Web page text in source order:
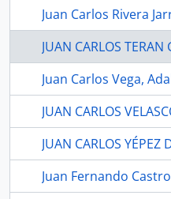
Juan Carlos Rivera
JUAN CARLOS TERAN
Juan Carlos Vega,
JUAN CARLOS
JUAN CARLOS YÉPEZ
Juan Fernando Castro